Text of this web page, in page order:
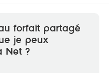
forfait partagé
je peux
Net ?